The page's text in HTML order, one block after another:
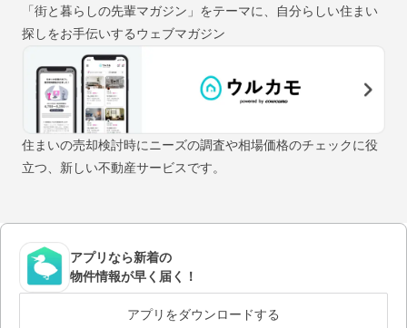
「街と暮らしの先輩マガジン」をテーマに、自分らしい住まい
探しをお手伝いするウェブマガジン
住まいの売却検討時にニーズの調査や相場価格のチェックに役
立つ、新しい不動産サービスです。
アプリなら新着の
物件情報が早く届く！
アプリをダウンロードする